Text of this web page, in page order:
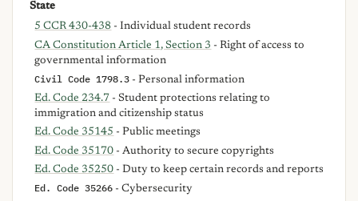
State
5 CCR 430-438 - Individual student records
CA Constitution Article 1, Section 3 - Right of access to
governmental information
Civil Code 1798.3 - Personal information
Ed. Code 234.7 - Student protections relating to
immigration and citizenship status
Ed. Code 35145 - Public meetings
Ed. Code 35170 - Authority to secure copyrights
Ed. Code 35250 - Duty to keep certain records and reports
Ed. Code 35266 - Cybersecurity